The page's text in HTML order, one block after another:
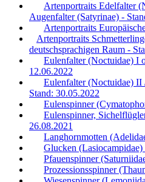
Artenportraits Edelfalter
Augenfalter (Satyrinae) -
Artenportraits
Artenportraits
deutschsprachigen Raum -
Eulenfalter (Noctuidae) I
12.06.2022
Eulenfalter (Noctuidae)
Stand: 30.05.2022
Eulenspinner
Eulenspinner,
26.08.2021
Langhornmotten
Glucken (Lasiocampidae)
Pfauenspinner
Prozessionsspinner